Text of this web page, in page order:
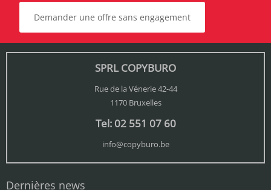
Demander une offre sans engagement
SPRL COPYBURO
Rue de la Vénerie 42-44
1170 Bruxelles
Tel: 02 551 07 60
info@copyburo.be
Dernières news